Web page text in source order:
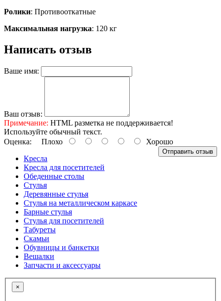
Ролики: Противооткатные
Максимальная нагрузка: 120 кг
Написать отзыв
Ваше имя:
Ваш отзыв:
Примечание: HTML разметка не поддерживается!
Используйте обычный текст.
Оценка: Плохо Хорошо
Отправить отзыв
Кресла
Кресла для посетителей
Обеденные столы
Стулья
Деревянные стулья
Стулья на металлическом каркасе
Барные стулья
Стулья для посетителей
Табуреты
Скамьи
Обувницы и банкетки
Вешалки
Запчасти и аксессуары
×